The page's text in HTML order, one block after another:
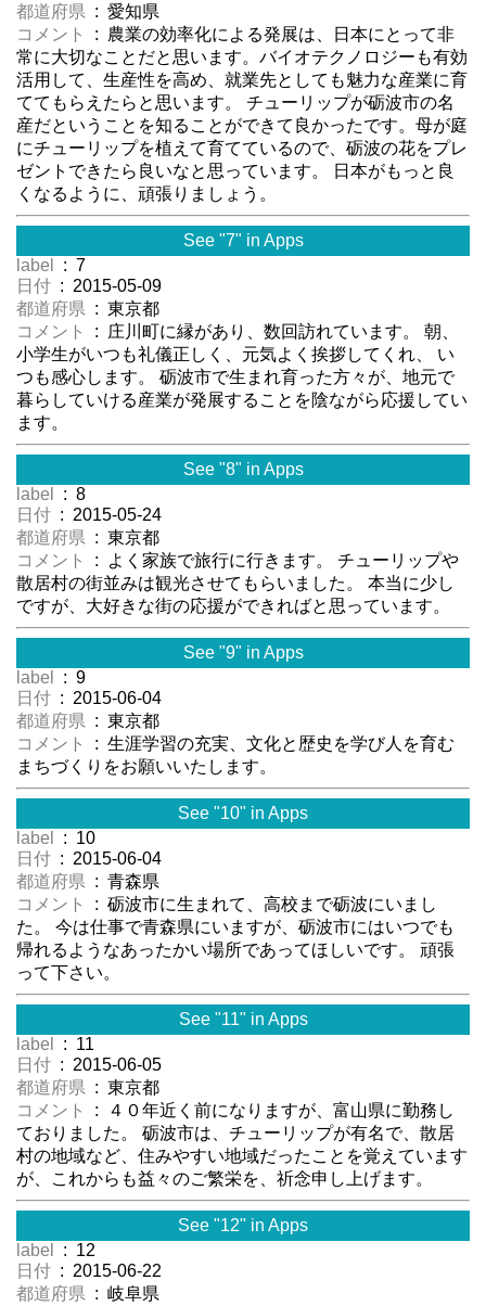
都道府県 : 愛知県
コメント
: 農業の効率化による発展は、日本にとって非
常に大切なことだと思います。バイオテクノロジーも有効
活用して、生産性を高め、就業先としても魅力な産業に育
ててもらえたらと思います。 チューリップが砺波市の名
産だということを知ることができて良かったです。母が庭
にチューリップを植えて育てているので、砺波の花をプレ
ゼントできたら良いなと思っています。 日本がもっと良
くなるように、頑張りましょう。
See "7" in Apps
label
: 7
日付 : 2015-05-09
都道府県 : 東京都
コメント
: 庄川町に縁があり、数回訪れています。 朝、
小学生がいつも礼儀正しく、元気よく挨拶してくれ、 い
つも感心します。 砺波市で生まれ育った方々が、地元で
暮らしていける産業が発展することを陰ながら応援してい
ます。
See "8" in Apps
label
: 8
日付 : 2015-05-24
都道府県 : 東京都
コメント
: よく家族で旅行に行きます。 チューリップや
散居村の街並みは観光させてもらいました。 本当に少し
ですが、大好きな街の応援ができればと思っています。
See "9" in Apps
label
: 9
日付 : 2015-06-04
都道府県 : 東京都
コメント
: 生涯学習の充実、文化と歴史を学び人を育む
まちづくりをお願いいたします。
See "10" in Apps
label
: 10
日付 : 2015-06-04
都道府県 : 青森県
コメント
: 砺波市に生まれて、高校まで砺波にいまし
た。 今は仕事で青森県にいますが、砺波市にはいつでも
帰れるようなあったかい場所であってほしいです。 頑張
って下さい。
See "11" in Apps
label
: 11
日付 : 2015-06-05
都道府県 : 東京都
コメント
: ４０年近く前になりますが、富山県に勤務し
ておりました。 砺波市は、チューリップが有名で、散居
村の地域など、住みやすい地域だったことを覚えています
が、これからも益々のご繁栄を、祈念申し上げます。
See "12" in Apps
label
: 12
日付 : 2015-06-22
都道府県 : 岐阜県